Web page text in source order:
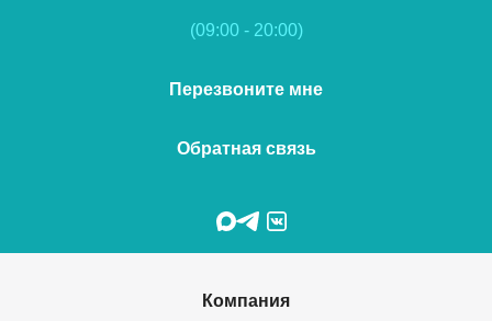
(09:00 - 20:00)
Перезвоните мне
Обратная связь
Компания